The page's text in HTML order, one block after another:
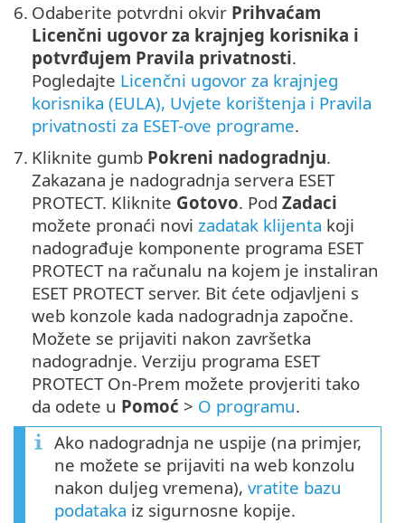
6. Odaberite potvrdni okvir Prihvaćam
Licenčni ugovor za krajnjeg korisnika i
potvrđujem Pravila privatnosti.
Pogledajte Licenčni ugovor za krajnjeg
korisnika (EULA), Uvjete korištenja i Pravila
privatnosti za ESET-ove programe.
7. Kliknite gumb Pokreni nadogradnju.
Zakazana je nadogradnja servera ESET
PROTECT. Kliknite Gotovo. Pod Zadaci
možete pronaći novi zadatak klijenta koji
nadograđuje komponente programa ESET
PROTECT na računalu na kojem je instaliran
ESET PROTECT server. Bit ćete odjavljeni s
web konzole kada nadogradnja započne.
Možete se prijaviti nakon završetka
nadogradnje. Verziju programa ESET
PROTECT On-Prem možete provjeriti tako
da odete u Pomoć > O programu.
Ako nadogradnja ne uspije (na primjer,
ne možete se prijaviti na web konzolu
nakon duljeg vremena), vratite bazu
podataka iz sigurnosne kopije.